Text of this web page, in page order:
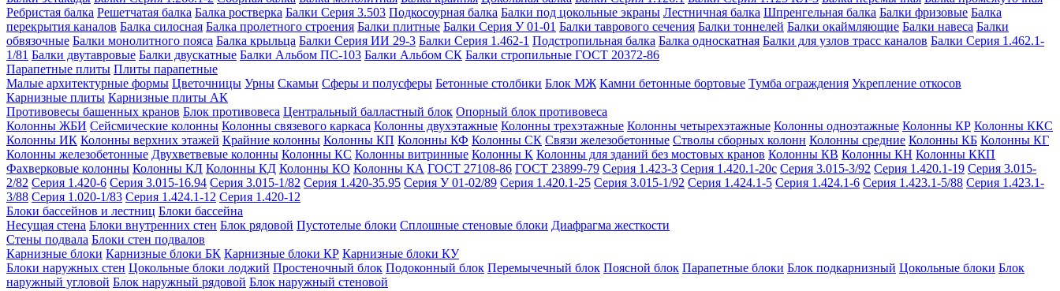
Ребристая балка Решетчатая балка Балка ростверка Балки Серия 3.503 Подкосоурная балка Балки под цокольные экраны Лестничная балка Шпренгельная балка Балки фризовые Балка
перекрытия каналов Балка силосная Балка пролетного строения Балки плитные Балки Серия У 01-01 Балки таврового сечения Балки тоннелей Балки окаймляющие Балки навеса Балки
обвязочные Балки монолитного пояса Балка крыльца Балки Серия ИИ 29-3 Балки Серия 1.462-1 Подстропильная балка Балка односкатная Балки для узлов трасс каналов Балки Серия 1.462.1-
1/81 Балки двутавровые Балки двускатные Балки Альбом ПС-103 Балки Альбом СК Балки стропильные ГОСТ 20372-86
Парапетные плиты Плиты парапетные
Малые архитектурные формы Цветочницы Урны Скамьи Сферы и полусферы Бетонные столбики Блок МЖ Камни бетонные бортовые Тумба ограждения Укрепление откосов
Карнизные плиты Карнизные плиты АК
Противовесы башенных кранов Блок противовеса Центральный балластный блок Опорный блок противовеса
Колонны ЖБИ Сейсмические колонны Колонны связевого каркаса Колонны двухэтажные Колонны трехэтажные Колонны четырехэтажные Колонны одноэтажные Колонны КР Колонны ККС
Колонны ИК Колонны верхних этажей Крайние колонны Колонны КП Колонны КФ Колонны СК Связи железобетонные Стволы сборных колонн Колонны средние Колонны КБ Колонны КГ
Колонны железобетонные Двухветвевые колонны Колонны КС Колонны витринные Колонны К Колонны для зданий без мостовых кранов Колонны КВ Колонны КН Колонны ККП
Фахверковые колонны Колонны КЛ Колонны КД Колонны КО Колонны КА ГОСТ 27108-86 ГОСТ 23899-79 Серия 1.423-3 Серия 1.420.1-20с Серия 3.015-3/92 Серия 1.420.1-19 Серия 3.015-
2/82 Серия 1.420-6 Серия 3.015-16.94 Серия 3.015-1/82 Серия 1.420-35.95 Серия У 01-02/89 Серия 1.420.1-25 Серия 3.015-1/92 Серия 1.424.1-5 Серия 1.424.1-6 Серия 1.423.1-5/88 Серия 1.423.1-
3/88 Серия 1.020-1/83 Серия 1.424.1-12 Серия 1.420-12
Блоки бассейнов и лестниц Блоки бассейна
Несущая стена Блоки внутренних стен Блок рядовой Пустотелые блоки Сплошные стеновые блоки Диафрагма жесткости
Стены подвала Блоки стен подвалов
Карнизные блоки Карнизные блоки БК Карнизные блоки КР Карнизные блоки КУ
Блоки наружных стен Цокольные блоки лоджий Простеночный блок Подоконный блок Перемычечный блок Поясной блок Парапетные блоки Блок подкарнизный Цокольные блоки Блок
наружный угловой Блок наружный рядовой Блок наружный стеновой